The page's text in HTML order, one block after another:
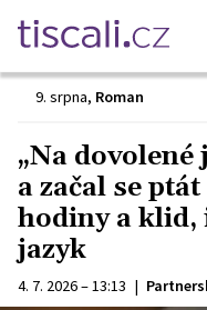
9. srpna, Roman
„Na
a začal se
hodiny a klid,
jazyk
4. 7. 2026 – 13:13 |